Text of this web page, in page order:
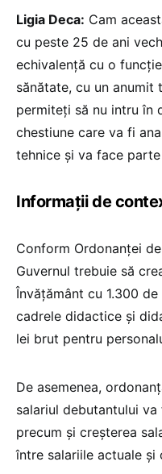
Ligia Deca: Cam
cu peste 25 de ani
echivalență cu o
sănătate, cu un anumit
permiteți să nu intru în
chestiune care va fi
tehnice și va face
Informații de
Conform Ordonanței
Guvernul trebuie să
Învățământ cu 1.300
cadrele didactice și
lei brut pentru
De asemenea,
salariul debutantului
precum și creșterea
între salariile actuale și